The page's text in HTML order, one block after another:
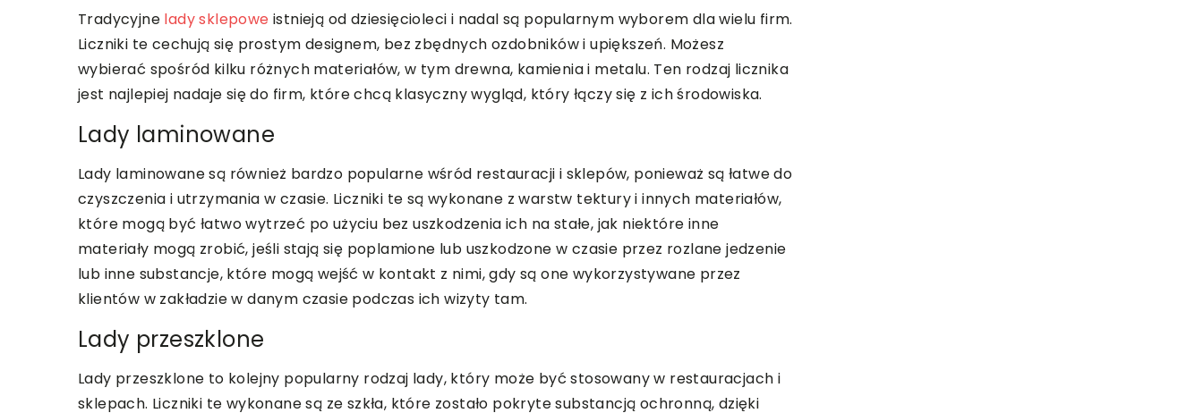
Tradycyjne lady sklepowe istnieją od dziesięcioleci i nadal są popularnym wyborem dla wielu firm.
Liczniki te cechują się prostym designem, bez zbędnych ozdobników i upiększeń. Możesz
wybierać spośród kilku różnych materiałów, w tym drewna, kamienia i metalu. Ten rodzaj licznika
jest najlepiej nadaje się do firm, które chcą klasyczny wygląd, który łączy się z ich środowiska.
Lady laminowane
Lady laminowane są również bardzo popularne wśród restauracji i sklepów, ponieważ są łatwe do
czyszczenia i utrzymania w czasie. Liczniki te są wykonane z warstw tektury i innych materiałów,
które mogą być łatwo wytrzeć po użyciu bez uszkodzenia ich na stałe, jak niektóre inne
materiały mogą zrobić, jeśli stają się poplamione lub uszkodzone w czasie przez rozlane jedzenie
lub inne substancje, które mogą wejść w kontakt z nimi, gdy są one wykorzystywane przez
klientów w zakładzie w danym czasie podczas ich wizyty tam.
Lady przeszklone
Lady przeszklone to kolejny popularny rodzaj lady, który może być stosowany w restauracjach i
sklepach. Liczniki te wykonane są ze szkła, które zostało pokryte substancją ochronną, dzięki